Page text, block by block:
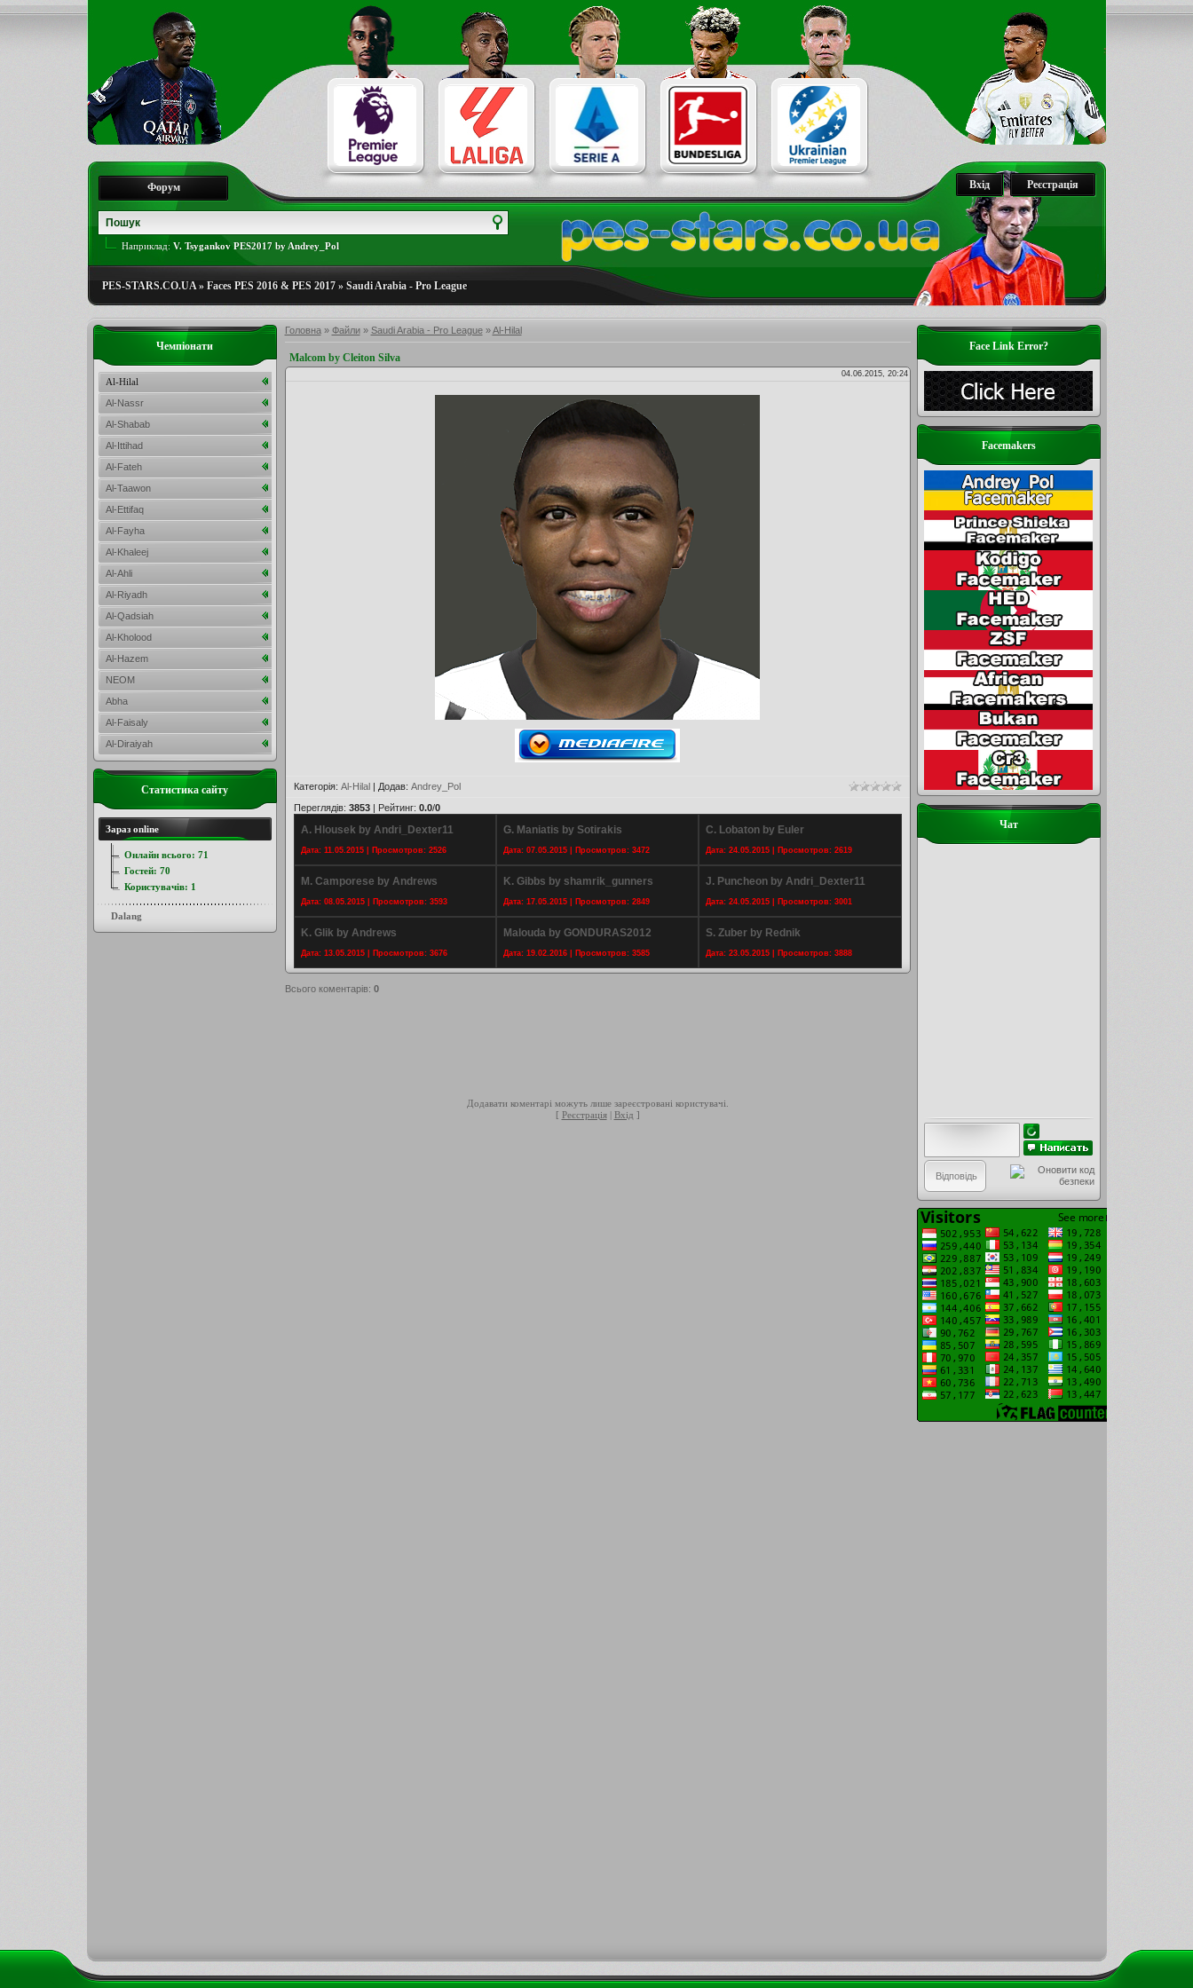
Реєстрація
Вхід
Форум
Наприклад: V. Tsygankov PES2017 by Andrey_Pol
PES-STARS.CO.UA» Faces PES 2016 & PES 2017» Saudi Arabia - Pro League
Головна» Файли» Saudi Arabia - Pro League»Al-Hilal
Malcom by Cleiton Silva
04.06.2015, 20:24
Категорія: Al-Hilal| Додав: Andrey_Pol
Переглядів: 3853| Рейтинг: 0.0/0
A. Hlousek by Andri_Dexter11
Дата: 11.05.2015 | Просмотров: 2526
G. Maniatis by Sotirakis
Дата: 07.05.2015 | Просмотров: 3472
C. Lobaton by Euler
Дата: 24.05.2015 | Просмотров: 2619
M. Camporese by Andrews
Дата: 08.05.2015 | Просмотров: 3593
K. Gibbs by shamrik_gunners
Дата: 17.05.2015 | Просмотров: 2849
J. Puncheon by Andri_Dexter11
Дата: 24.05.2015 | Просмотров: 3001
K. Glik by Andrews
Дата: 13.05.2015 | Просмотров: 3676
Malouda by GONDURAS2012
Дата: 19.02.2016 | Просмотров: 3585
S. Zuber by Rednik
Дата: 23.05.2015 | Просмотров: 3888
Всього коментарів: 0
Додавати коментарі можуть лише зареєстровані користувачі.
[ Реєстрація| Вхід ]
Face Link Error?
Facemakers
Чат
Чемпіонати
Al-Hilal
Al-Nassr
Al-Shabab
Al-Ittihad
Al-Fateh
Al-Taawon
Al-Ettifaq
Al-Fayha
Al-Khaleej
Al-Ahli
Al-Riyadh
Al-Qadsiah
Al-Kholood
Al-Hazem
NEOM
Abha
Al-Faisaly
Al-Diraiyah
Статистика сайту
Зараз online
Онлайн всього: 71
Гостей: 70
Користувачів: 1
Dalang